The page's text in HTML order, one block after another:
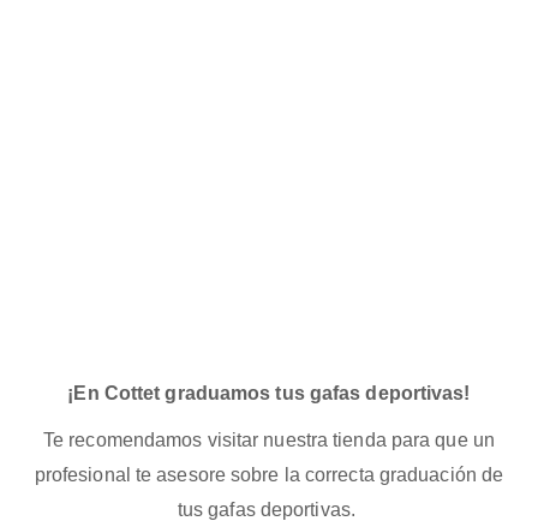
¡En Cottet graduamos tus gafas deportivas!
Te recomendamos visitar nuestra tienda para que un
profesional te asesore sobre la correcta graduación de
tus gafas deportivas.